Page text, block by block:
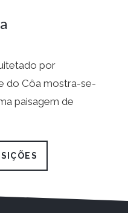
por
do Côa mostra-se-
paisagem de